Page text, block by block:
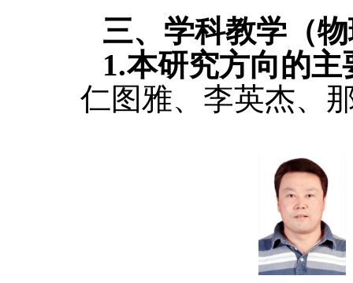
三、学科教学（
1.本研究方向的主
仁图雅、李英杰、